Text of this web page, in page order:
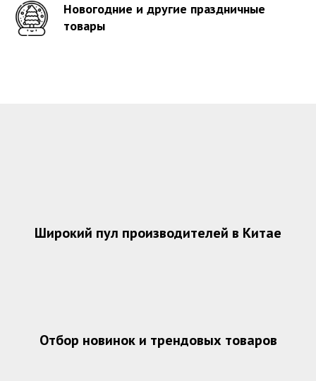
Новогодние и другие праздничные
товары
Широкий пул производителей в Китае
Отбор новинок и трендовых товаров